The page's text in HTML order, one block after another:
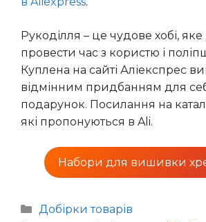
Рукоділля – це чудове хобі,
провести час з користю і
Куплена на сайті Аліекспрес
відмінним придбанням для
подарунок. Посилання на
які пропонуються в Ali.
Набори для вишивки
Категорії
Добірки товарів